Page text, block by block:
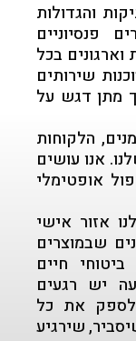
והגדולות
פנסיוניים
וארגונים בכל
שירותים
מתן דגש על
הלקוחות
אנו עושים
אופטימלי
אזור אישי
שבמוצרים
ביטוחי חיים
יש רגעים
לספק את כל
שירגיע